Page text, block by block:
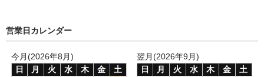
営業日カレンダー
今月(2026年8月)
日
月 火 水 木 金
土
翌月(2026年9月)
日
月 火 水 木 金
土